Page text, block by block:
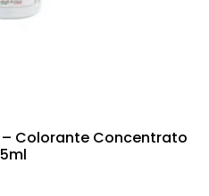
– Colorante Concentrato